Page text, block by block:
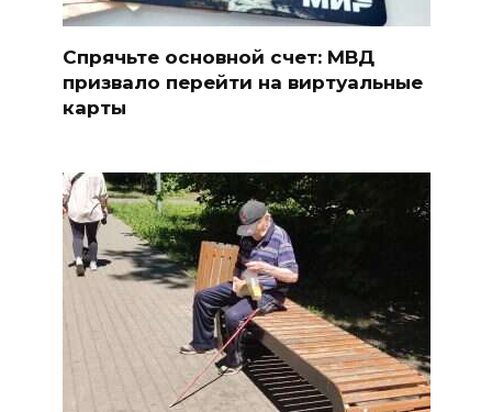
Спрячьте основной счет: МВД
призвало перейти на виртуальные
карты